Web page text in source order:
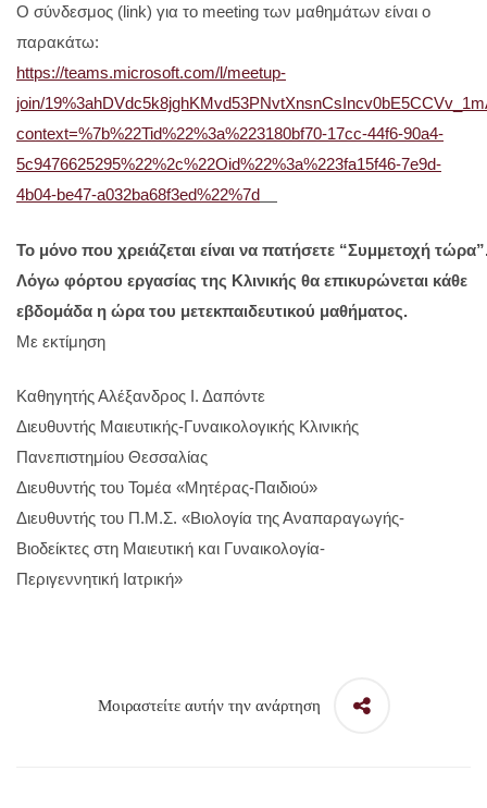
Ο σύνδεσμος (link) για το meeting των μαθημάτων είναι ο
παρακάτω:
https://teams.microsoft.com/l/meetup-
join/
context=%7b%22Tid%22%3a%223180bf70-17cc-44f6-90a4-
5c9476625295%22%2c%22Oid%22%3a%223fa15f46-7e9d-
4b04-be47-a032ba68f3ed%22%7d
Το μόνο που χρειάζεται είναι να πατήσετε “Συμμετοχή
Λόγω φόρτου εργασίας της Κλινικής θα επικυρώνεται κάθε
εβδομάδα η ώρα του μετεκπαιδευτικού μαθήματος.
Με εκτίμηση
Καθηγητής Αλέξανδρος Ι. Δαπόντε
Διευθυντής Μαιευτικής-Γυναικολογικής Κλινικής
Πανεπιστημίου Θεσσαλίας
Διευθυντής του Τομέα «Μητέρας-Παιδιού»
Διευθυντής του Π.Μ.Σ. «Βιολογία της Αναπαραγωγής-
Βιοδείκτες στη Μαιευτική και Γυναικολογία-
Περιγεννητική Ιατρική»
Μοιραστείτε αυτήν την ανάρτηση